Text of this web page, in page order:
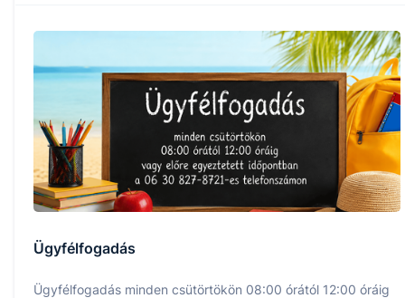
Ügyfélfogadás
Ügyfélfogadás minden csütörtökön 08:00 órától 12:00 óráig